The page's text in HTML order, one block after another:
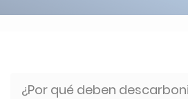
¿Por qué deben